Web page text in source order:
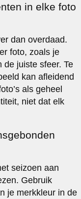
in elke foto
dan overdaad.
foto, zoals je
de juiste sfeer. Te
kan afleidend
als geheel
niet dat elk
seizoen aan
Gebruik
je merkkleur in de